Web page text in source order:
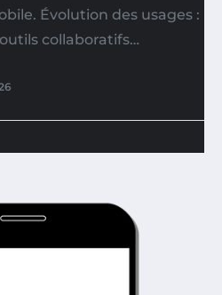
Évolution des usages :
collaboratifs…